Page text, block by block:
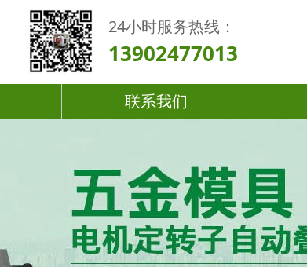
24小时服务热线：
13902477013
联系我们